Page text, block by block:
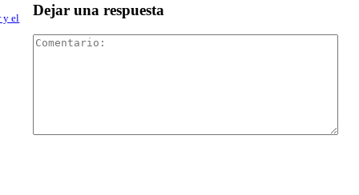
y el
Dejar una respuesta